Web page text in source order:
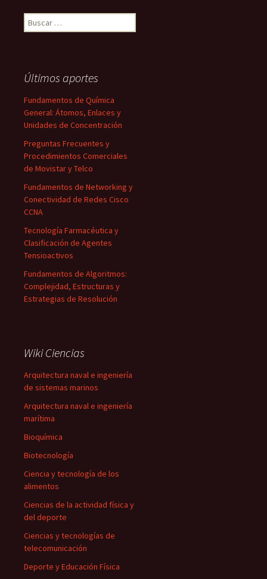
Buscar:
Últimos aportes
Fundamentos de Química
General: Átomos, Enlaces y
Unidades de Concentración
Preguntas Frecuentes y
Procedimientos Comerciales
de Movistar y Telco
Fundamentos de Networking y
Conectividad de Redes Cisco
CCNA
Tecnología Farmacéutica y
Clasificación de Agentes
Tensioactivos
Fundamentos de Algoritmos:
Complejidad, Estructuras y
Estrategias de Resolución
Wiki Ciencias
Arquitectura naval e ingeniería
de sistemas marinos
Arquitectura naval e ingeniería
marítima
Bioquímica
Biotecnología
Ciencia y tecnología de los
alimentos
Ciencias de la actividad física y
del deporte
Ciencias y tecnologías de
telecomunicación
Deporte y Educación Física